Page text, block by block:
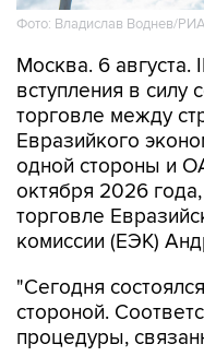
Фото: Владислав Воднев/
Москва. 6 августа.
вступления в силу
торговле между
Евразийкого
одной стороны и
октября 2026
торговле
комиссии (ЕЭК)
"Сегодня
стороной.
процедуры,